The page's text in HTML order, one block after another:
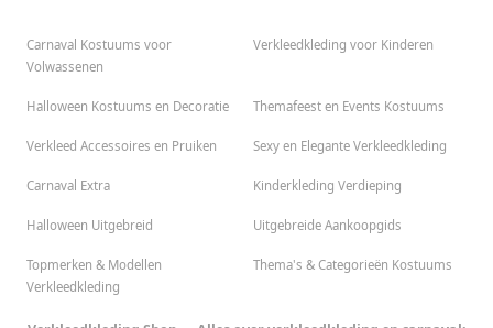
Carnaval Kostuums voor
Volwassenen
Verkleedkleding voor Kinderen
Halloween Kostuums en Decoratie Themafeest en Events Kostuums
Verkleed Accessoires en Pruiken Sexy en Elegante Verkleedkleding
Carnaval Extra Kinderkleding Verdieping
Halloween Uitgebreid Uitgebreide Aankoopgids
Topmerken & Modellen
Verkleedkleding
Thema's & Categorieën Kostuums